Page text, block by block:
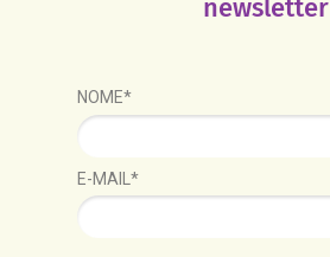
newsletter
NOME*
E-MAIL*